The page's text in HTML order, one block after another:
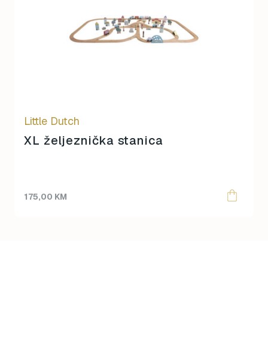
Little Dutch
XL željeznička stanica
175,00 KM